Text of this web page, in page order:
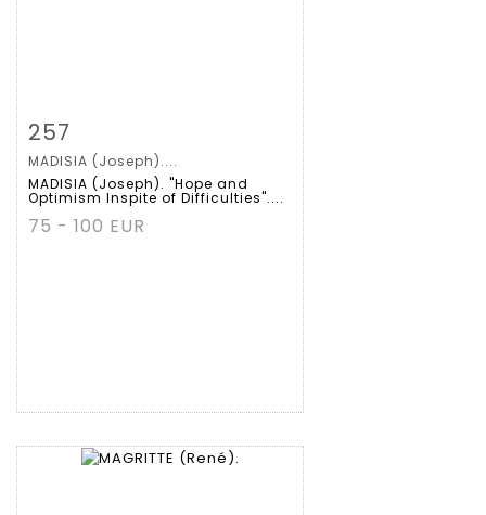
Fiche détaillée
257
MADISIA (Joseph)....
MADISIA (Joseph). "Hope and
Optimism Inspite of Difficulties"....
75 - 100 EUR